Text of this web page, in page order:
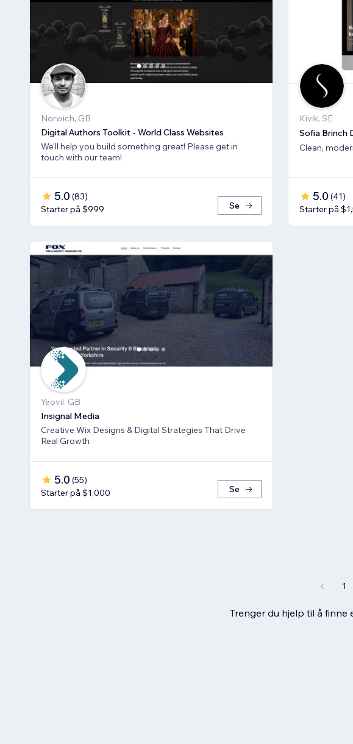
Norwich, GB
Digital Authors Toolkit - World Class Websites
We'll help you build something great! Please get in
touch with our team!
5.0 (83)
Starter på $999
Se
Kivik, SE
Sofia Brinch
Clean,
5.0 (41)
Starter på
Yeovil, GB
Insignal Media
Creative Wix Designs & Digital Strategies That Drive
Real Growth
5.0 (55)
Starter på $1,000
Se
1
Trenger du hjelp til å finne